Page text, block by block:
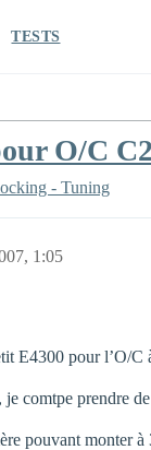
TESTS
O/C
- Tuning
1:05
E4300 pour l’O/C
je comtpe prendre
pouvant